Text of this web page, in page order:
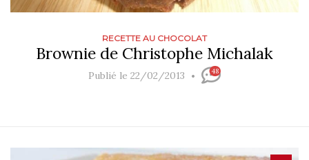
RECETTE AU CHOCOLAT
Brownie de Christophe Michalak
Publié le 22/02/2013 48